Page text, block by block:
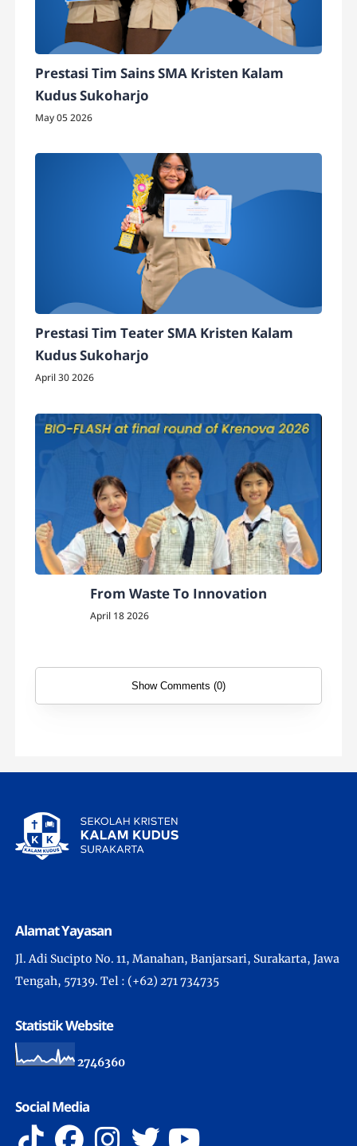
Prestasi Tim Sains SMA Kristen Kalam
Kudus Sukoharjo
May 05 2026
Prestasi Tim Teater SMA Kristen Kalam
Kudus Sukoharjo
April 30 2026
From Waste To Innovation
April 18 2026
Show Comments (0)
Alamat Yayasan
Jl. Adi Sucipto No. 11, Manahan, Banjarsari, Surakarta, Jawa
Tengah, 57139. Tel : (+62) 271 734735
Statistik Website
2746360
Social Media